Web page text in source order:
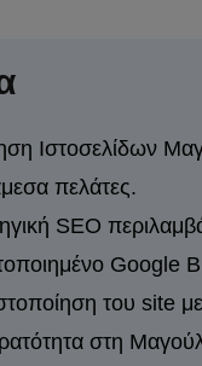
Ιστοσελίδων
πελάτες.
SEO
Google
του site
στη